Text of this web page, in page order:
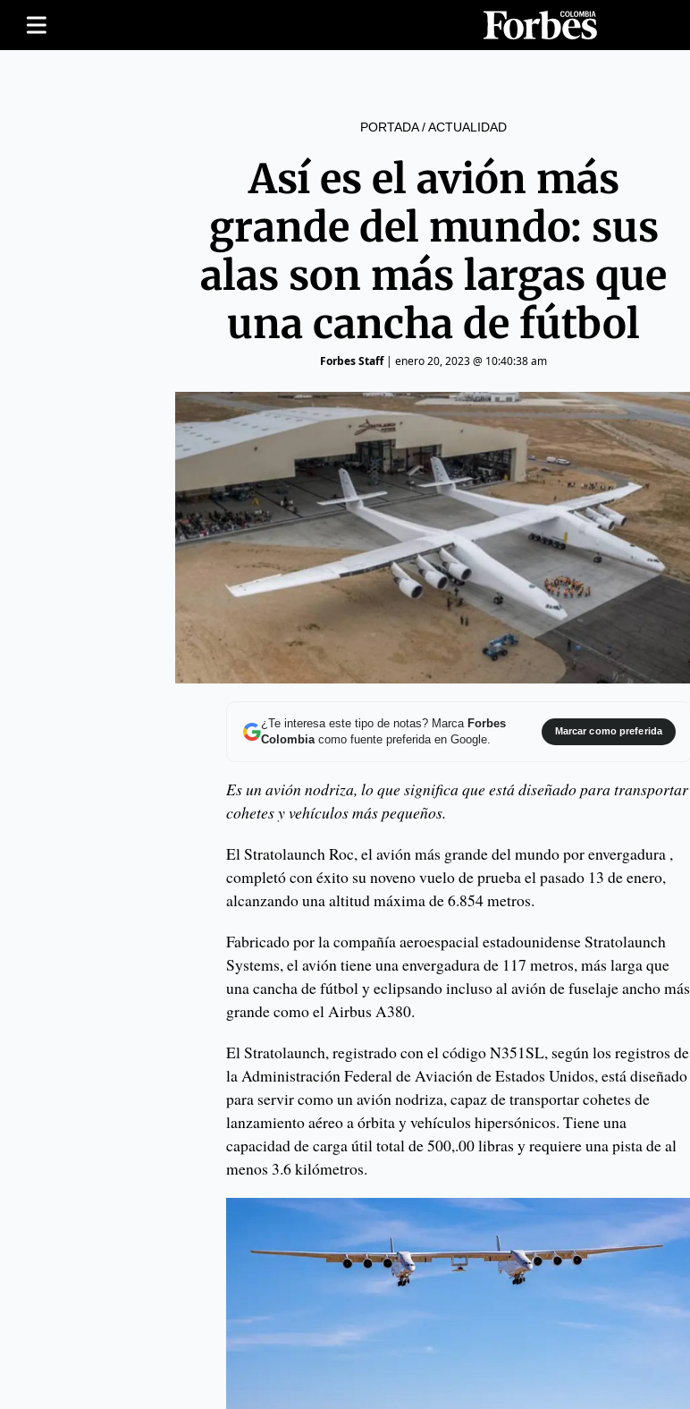
PORTADA/ACTUALIDAD
Así es el avión más
grande del mundo: sus
alas son más largas que
una cancha de fútbol
Forbes Staff| enero 20, 2023 @ 10:40:38 am
¿Te interesa este tipo de notas? Marca Forbes
Colombiacomo fuente preferida en Google.
Marcar como preferida
Es un avión nodriza, lo que significa que está diseñado para transportar
cohetes y vehículos más pequeños.
El Stratolaunch Roc, el avión más grande del mundo por envergadura ,
completó con éxito su noveno vuelo de prueba el pasado 13 de enero,
alcanzando una altitud máxima de 6.854 metros.
Fabricado por la compañía aeroespacial estadounidense Stratolaunch
Systems, el avión tiene una envergadura de 117 metros, más larga que
una cancha de fútbol y eclipsando incluso al avión de fuselaje ancho más
grande como el Airbus A380.
El Stratolaunch, registrado con el código N351SL, según los registros de
la Administración Federal de Aviación de Estados Unidos, está diseñado
para servir como un avión nodriza, capaz de transportar cohetes de
lanzamiento aéreo a órbita y vehículos hipersónicos. Tiene una
capacidad de carga útil total de 500,.00 libras y requiere una pista de al
menos 3.6 kilómetros.